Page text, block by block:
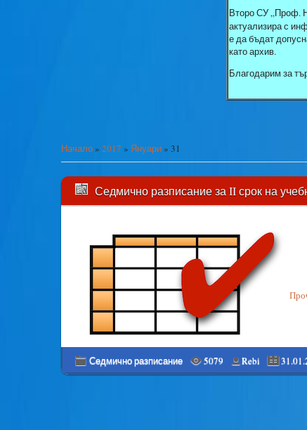
Второ СУ „Проф.
актуализира с
е да бъдат
като архив.
Благодарим за
Начало» 2017 » Януари» 31
Седмично разписание за II срок на
Седмично разписание 5079 Rebi